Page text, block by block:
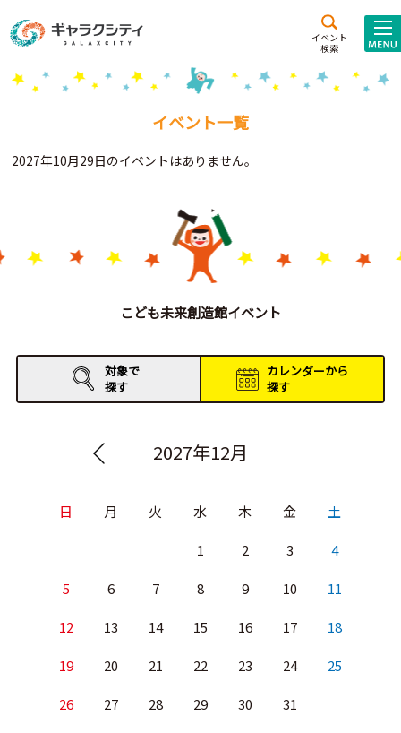
イベント
検索
施設案内
こども
西新井
施設･
Gがくえん
お知らせ
イベントレポート
イベント一覧
2027年10月29日のイベントはありません。
こども未来創造館イベント
対象で
探す
カレンダーから
探す
2027年12月
日 月 火 水 木 金 土
1 2 3 4
5 6 7 8 9 10 11
12 13 14 15 16 17 18
19 20 21 22 23 24 25
26 27 28 29 30 31